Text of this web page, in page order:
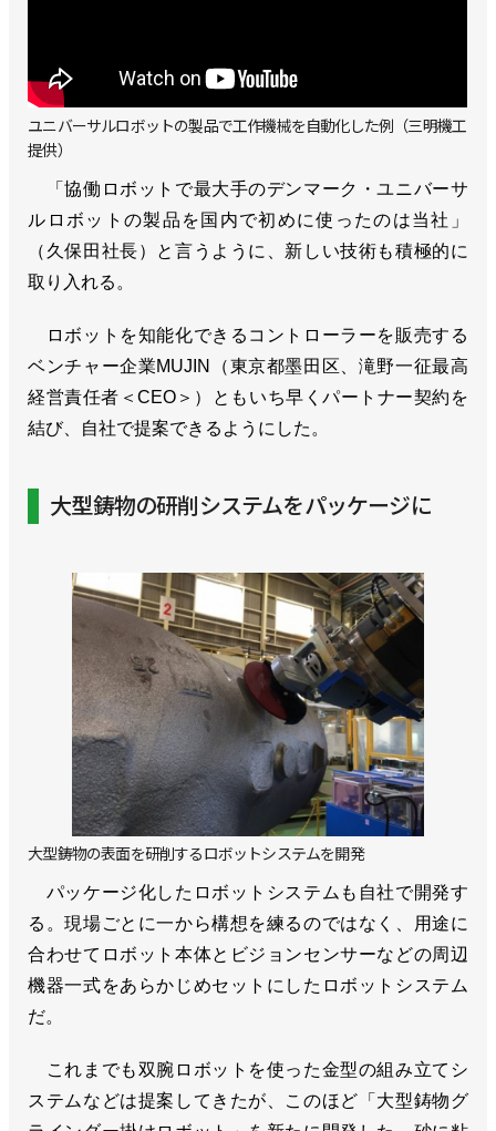
ユニバーサルロボットの製品で工作機械を自動化した例（三明機工
提供）
「協働ロボットで最大手のデンマーク・ユニバーサ
ルロボットの製品を国内で初めに使ったのは当社」
（久保田社長）と言うように、新しい技術も積極的に
取り入れる。
ロボットを知能化できるコントローラーを販売する
ベンチャー企業MUJIN（東京都墨田区、滝野一征最高
経営責任者＜CEO＞）ともいち早くパートナー契約を
結び、自社で提案できるようにした。
大型鋳物の研削システムをパッケージに
大型鋳物の表面を研削するロボットシステムを開発
パッケージ化したロボットシステムも自社で開発す
る。現場ごとに一から構想を練るのではなく、用途に
合わせてロボット本体とビジョンセンサーなどの周辺
機器一式をあらかじめセットにしたロボットシステム
だ。
これまでも双腕ロボットを使った金型の組み立てシ
ステムなどは提案してきたが、このほど「大型鋳物グ